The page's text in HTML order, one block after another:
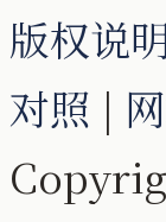
版权说
对照 |